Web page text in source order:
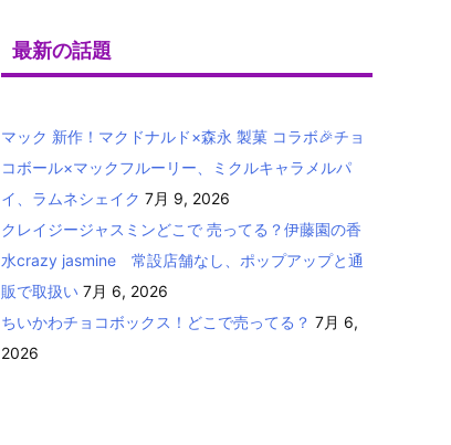
最新の話題
マック 新作！マクドナルド×森永 製菓 コラボ🎉チョ
コボール×マックフルーリー、ミクルキャラメルパ
イ、ラムネシェイク 7月 9, 2026
クレイジージャスミンどこで 売ってる？伊藤園の香
水crazy jasmine 常設店舗なし、ポップアップと通
販で取扱い 7月 6, 2026
ちいかわチョコボックス！どこで売ってる？ 7月 6,
2026